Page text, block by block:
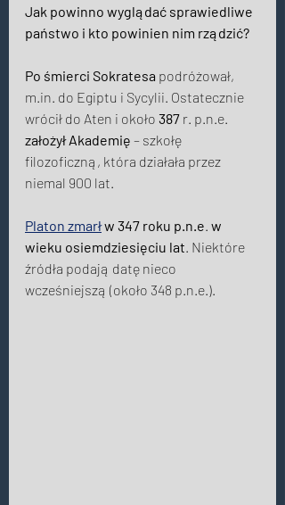
Jak powinno wyglądać sprawiedliwe
państwo i kto powinien nim rządzić?
Po śmierci Sokratesa podróżował,
m.in. do Egiptu i Sycylii. Ostatecznie
wrócił do Aten i około 387 r. p.n.e.
założył Akademię – szkołę
filozoficzną, która działała przez
niemal 900 lat.
Platon zmarł w 347 roku p.n.e w
wieku osiemdziesięciu lat . Niektóre
źródła podają datę nieco
wcześniejszą (około 348 p.n.e.).